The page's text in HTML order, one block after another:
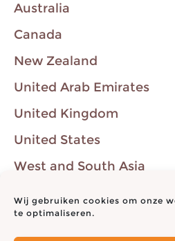
Wij gebruiken cookies om onze
te optimaliseren.
Australia
Canada
New Zealand
United Arab Emirates
United Kingdom
United States
West and South Asia
Zero" zijn handelsmerken van Think